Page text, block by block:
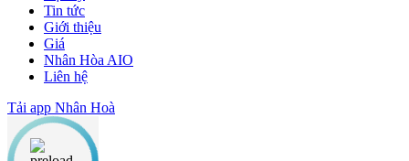
Tin tức
Giới thiệu
Giá
Nhân Hòa AIO
Liên hệ
Tải app Nhân Hoà
Nội dung chính